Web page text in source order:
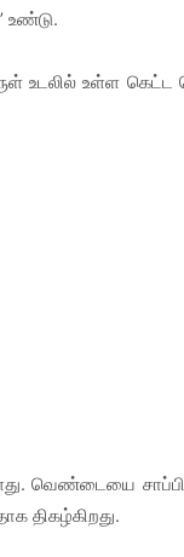
உண்டு.
உடலில் உள்ள
வெண்டையை
திகழ்கிறது.